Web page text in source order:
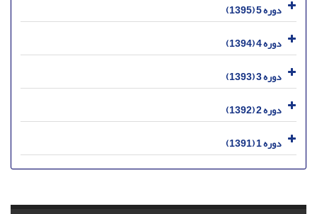
دوره 5 (1395)
دوره 4 (1394)
دوره 3 (1393)
دوره 2 (1392)
دوره 1 (1391)